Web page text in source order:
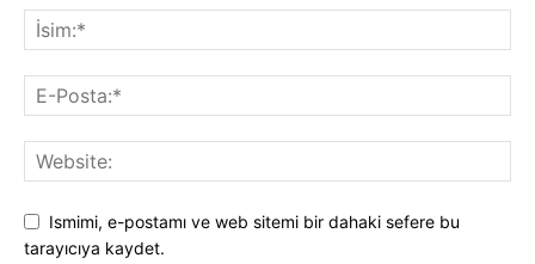
Ismimi, e-postamı ve web sitemi bir dahaki sefere bu
tarayıcıya kaydet.